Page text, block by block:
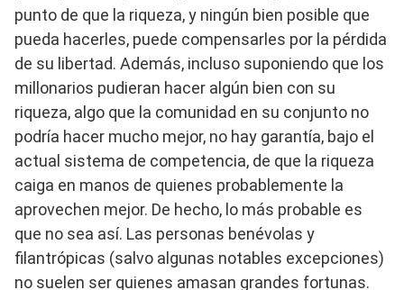
punto de que la riqueza, y ningún bien posible que
pueda hacerles, puede compensarles por la pérdida
de su libertad. Además, incluso suponiendo que los
millonarios pudieran hacer algún bien con su
riqueza, algo que la comunidad en su conjunto no
podría hacer mucho mejor, no hay garantía, bajo el
actual sistema de competencia, de que la riqueza
caiga en manos de quienes probablemente la
aprovechen mejor. De hecho, lo más probable es
que no sea así. Las personas benévolas y
filantrópicas (salvo algunas notables excepciones)
no suelen ser quienes amasan grandes fortunas.